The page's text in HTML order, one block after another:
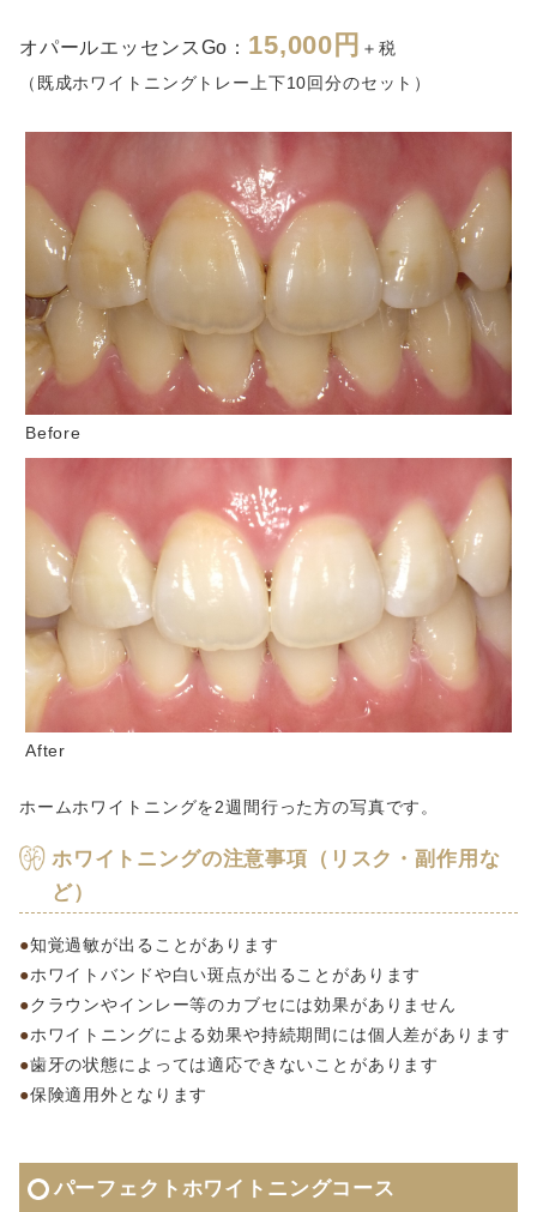
オパールエッセンスGo： 15,000円 ＋税
（既成ホワイトニングトレー上下10回分のセット）
Before
After
ホームホワイトニングを2週間行った方の写真です。
ホワイトニングの注意事項（リスク・副作用な
ど）
知覚過敏が出ることがあります
ホワイトバンドや白い斑点が出ることがあります
クラウンやインレー等のカブセには効果がありません
ホワイトニングによる効果や持続期間には個人差があります
歯牙の状態によっては適応できないことがあります
保険適用外となります
パーフェクトホワイトニングコース